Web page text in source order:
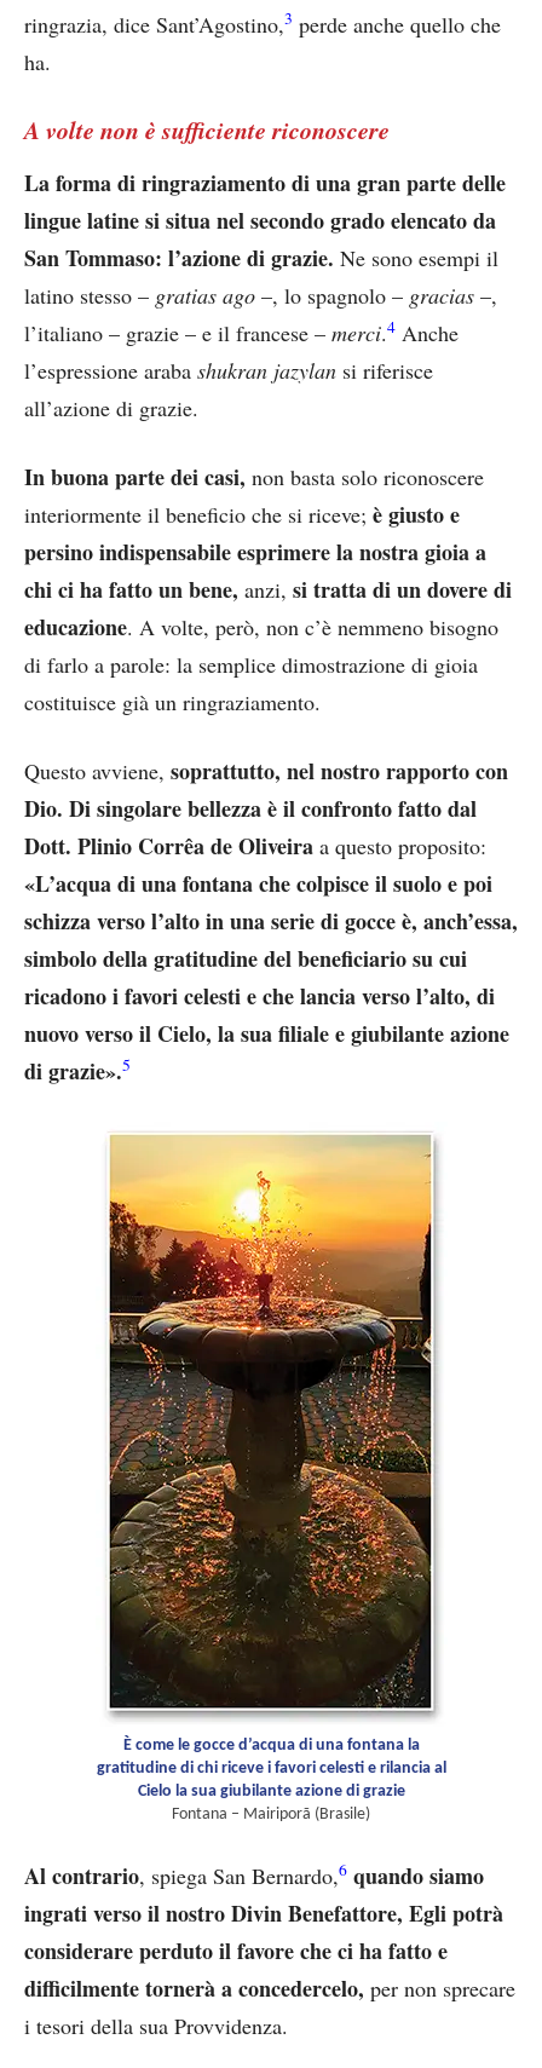
ringrazia, dice Sant’Agostino,3 perde anche quello che
ha.
A volte non è sufficiente riconoscere
La forma di ringraziamento di una gran parte delle
lingue latine si situa nel secondo grado elencato da
San Tommaso: l’azione di grazie. Ne sono esempi il
latino stesso – gratias ago –, lo spagnolo – gracias –,
l’italiano – grazie – e il francese – merci.4 Anche
l’espressione araba shukran jazylan si riferisce
all’azione di grazie.
In buona parte dei casi, non basta solo riconoscere
interiormente il beneficio che si riceve; è giusto e
persino indispensabile esprimere la nostra gioia a
chi ci ha fatto un bene, anzi, si tratta di un dovere di
educazione. A volte, però, non c’è nemmeno bisogno
di farlo a parole: la semplice dimostrazione di gioia
costituisce già un ringraziamento.
Questo avviene, soprattutto, nel nostro rapporto con
Dio. Di singolare bellezza è il confronto fatto dal
Dott. Plinio Corrêa de Oliveira a questo proposito:
«L’acqua di una fontana che colpisce il suolo e poi
schizza verso l’alto in una serie di gocce è, anch’essa,
simbolo della gratitudine del beneficiario su cui
ricadono i favori celesti e che lancia verso l’alto, di
nuovo verso il Cielo, la sua filiale e giubilante azione
di grazie».5
È come le gocce d’acqua di una fontana la
gratitudine di chi riceve i favori celesti e rilancia al
Cielo la sua giubilante azione di grazie
Fontana – Mairiporã (Brasile)
Al contrario, spiega San Bernardo,6 quando siamo
ingrati verso il nostro Divin Benefattore, Egli potrà
considerare perduto il favore che ci ha fatto e
difficilmente tornerà a concedercelo, per non sprecare
i tesori della sua Provvidenza.